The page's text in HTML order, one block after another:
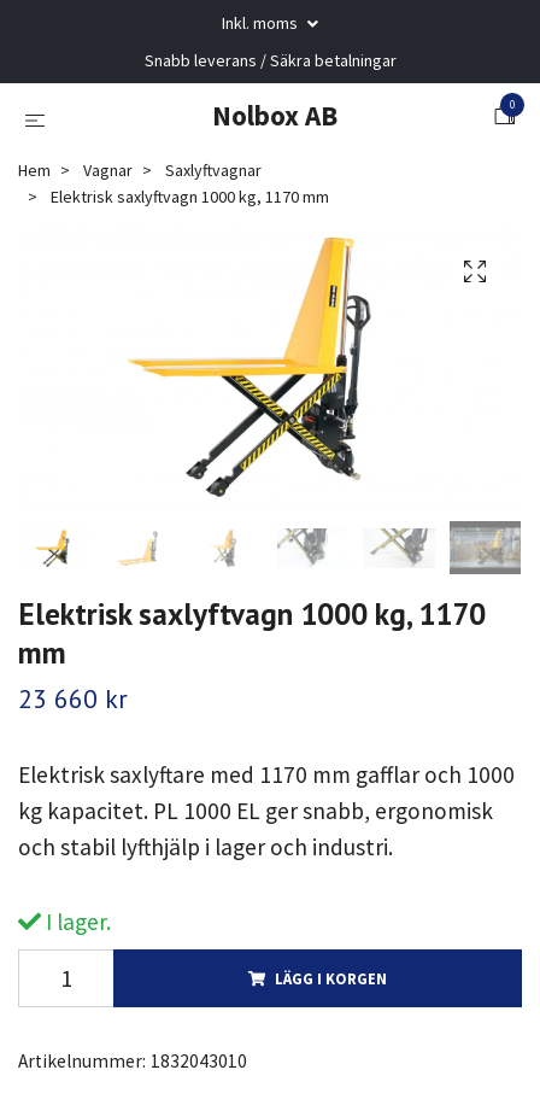
Inkl. moms
Snabb leverans / Säkra betalningar
Nolbox AB 0
Hem Vagnar
Saxlyftvagnar
Elektrisk saxlyftvagn 1000 kg, 1170 mm
Elektrisk saxlyftvagn 1000 kg, 1170
mm
23 660 kr
Elektrisk saxlyftare med 1170 mm gafflar och 1000
kg kapacitet. PL 1000 EL ger snabb, ergonomisk
och stabil lyfthjälp i lager och industri.
I lager.
LÄGG I KORGEN
Artikelnummer: 1832043010